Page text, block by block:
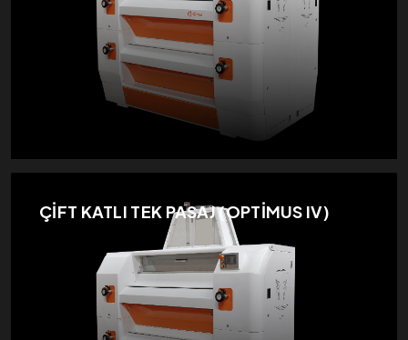
ÇİFT KATLI TEK PASAJ (OPTİMUS IV)